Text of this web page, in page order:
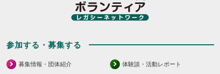
参加する・募集する
募集情報・団体紹介 体験談・活動レポート